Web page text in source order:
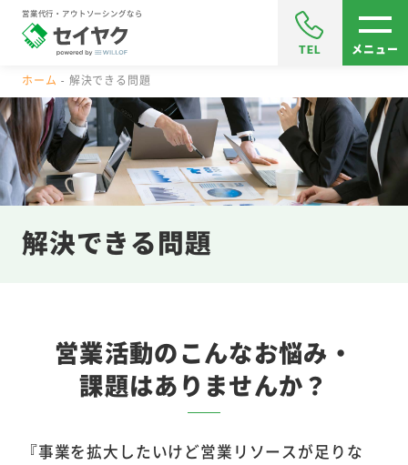
営業代行・アウトソーシングなら
TEL メニュー
ホーム 解決できる問題
解決できる問題
営業活動のこんなお悩み・
課題はありませんか？
『事業を拡大したいけど営業リソースが足りな